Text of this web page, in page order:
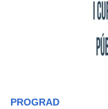
PROGRAD